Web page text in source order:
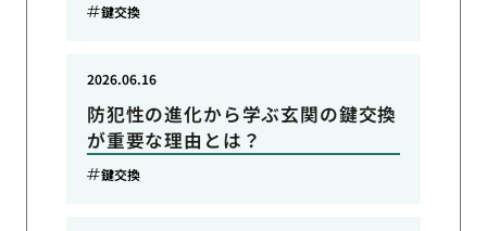
鍵交換
防犯性の進化から学ぶ玄関の鍵交換
が重要な理由とは？
2026.06.16
鍵交換